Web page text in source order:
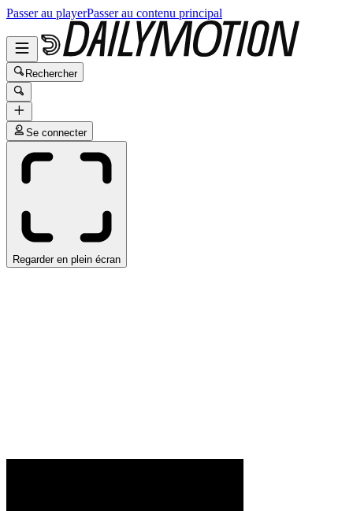
Passer au playerPasser au contenu principal
Rechercher
Se connecter
Regarder en plein écran